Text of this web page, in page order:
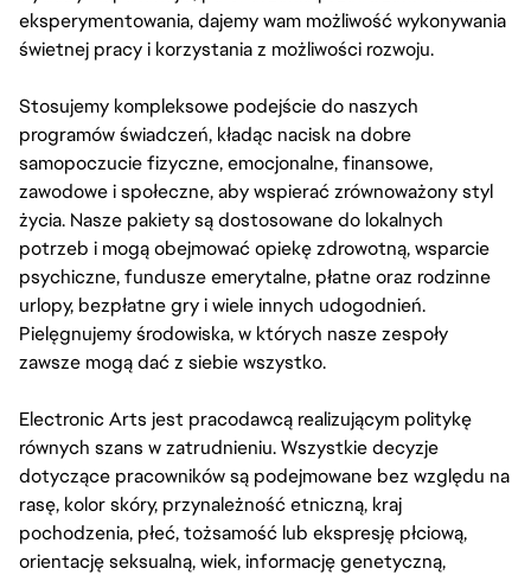
eksperymentowania, dajemy wam możliwość wykonywania
świetnej pracy i korzystania z możliwości rozwoju.
Stosujemy kompleksowe podejście do naszych
programów świadczeń, kładąc nacisk na dobre
samopoczucie fizyczne, emocjonalne, finansowe,
zawodowe i społeczne, aby wspierać zrównoważony styl
życia. Nasze pakiety są dostosowane do lokalnych
potrzeb i mogą obejmować opiekę zdrowotną, wsparcie
psychiczne, fundusze emerytalne, płatne oraz rodzinne
urlopy, bezpłatne gry i wiele innych udogodnień.
Pielęgnujemy środowiska, w których nasze zespoły
zawsze mogą dać z siebie wszystko.
Electronic Arts jest pracodawcą realizującym politykę
równych szans w zatrudnieniu. Wszystkie decyzje
dotyczące pracowników są podejmowane bez względu na
rasę, kolor skóry, przynależność etniczną, kraj
pochodzenia, płeć, tożsamość lub ekspresję płciową,
orientację seksualną, wiek, informację genetyczną,